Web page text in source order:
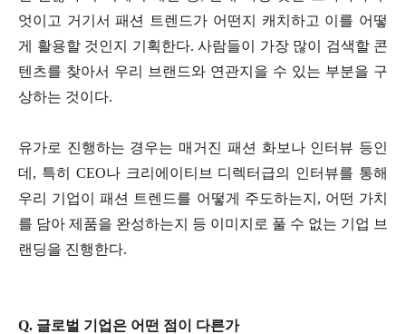
엇이고 거기서 패션 트렌드가 어떤지 캐치하고 이를 어떻
게 활용할 것인지 기획한다. 사람들이 가장 많이 검색할 콘
텐츠를 찾아서 우리 브랜드와 연관지을 수 있는 부분을 구
상하는 것이다.
유가로 진행하는 경우는 매거진 패션 화보나 인터뷰 등인
데, 특히 CEO나 크리에이티브 디렉터급의 인터뷰를 통해
우리 기업이 패션 트렌드를 어떻게 주도하는지, 어떤 가치
를 담아 제품을 완성하는지 등 이미지로 풀 수 없는 기업 브
랜딩을 진행한다.
Q. 글로벌 기업은 어떤 점이 다른가